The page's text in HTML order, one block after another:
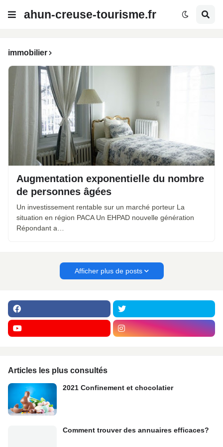
ahun-creuse-tourisme.fr
immobilier
Augmentation exponentielle du nombre
de personnes âgées
Un investissement rentable sur un marché porteur La
situation en région PACA Un EHPAD nouvelle génération
Répondant a…
Afficher plus de posts
Articles les plus consultés
2021 Confinement et chocolatier
Comment trouver des annuaires efficaces?